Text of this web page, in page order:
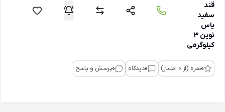
قند
سفید
یاس
نوین 3
کیلوگرمی
0نمره (از 0 امتیاز) 0دیدگاه 0پرسش و پاسخ